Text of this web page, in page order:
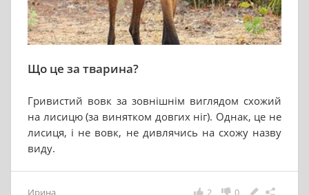
Що це за тварина?
Гривистий вовк за зовнішнім виглядом схожий
на лисицю (за винятком довгих ніг). Однак, це не
лисиця, і не вовк, не дивлячись на схожу назву
виду.
Ирина 0
2